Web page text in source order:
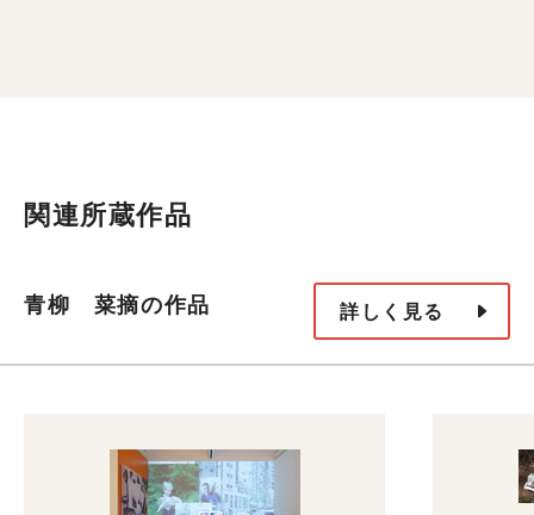
関連所蔵作品
青柳 菜摘の作品 詳しく見る